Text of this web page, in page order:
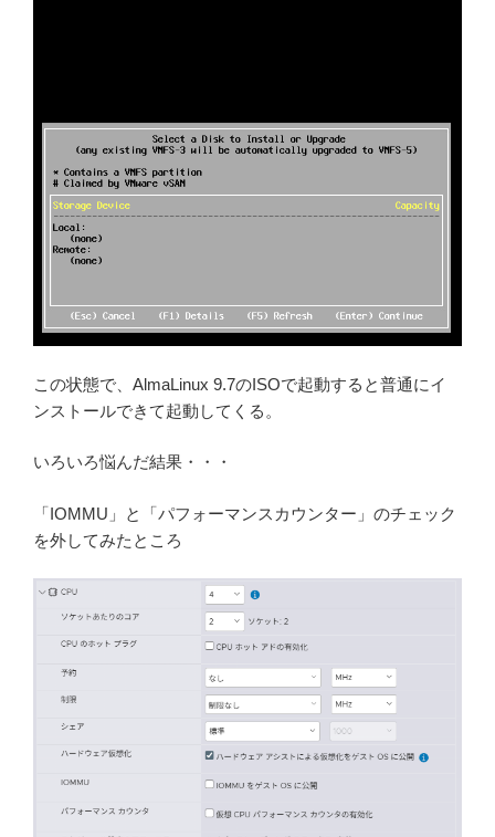
この状態で、AlmaLinux 9.7のISOで起動すると普通にイ
ンストールできて起動してくる。
いろいろ悩んだ結果・・・
「IOMMU」と「パフォーマンスカウンター」のチェック
を外してみたところ